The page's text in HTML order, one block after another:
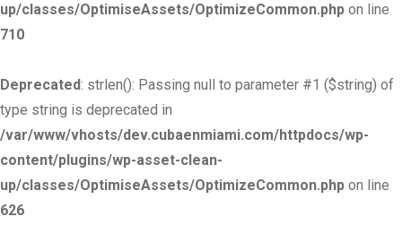
up/classes/OptimiseAssets/OptimizeCommon.php on line
710
Deprecated: strlen(): Passing null to parameter #1 ($string) of
type string is deprecated in
/var/www/vhosts/dev.cubaenmiami.com/httpdocs/wp-
content/plugins/wp-asset-clean-
up/classes/OptimiseAssets/OptimizeCommon.php on line
626